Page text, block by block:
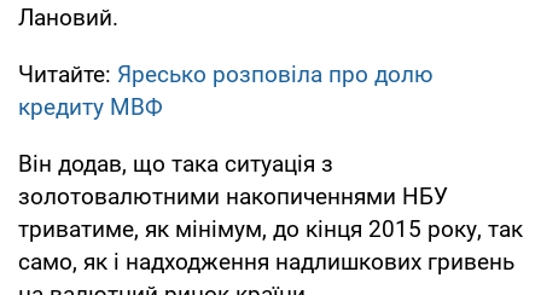
Лановий.
Читайте: Яресько розповіла про долю
кредиту МВФ
Він додав, що така ситуація з
золотовалютними накопиченнями НБУ
триватиме, як мінімум, до кінця 2015 року, так
само, як і надходження надлишкових гривень